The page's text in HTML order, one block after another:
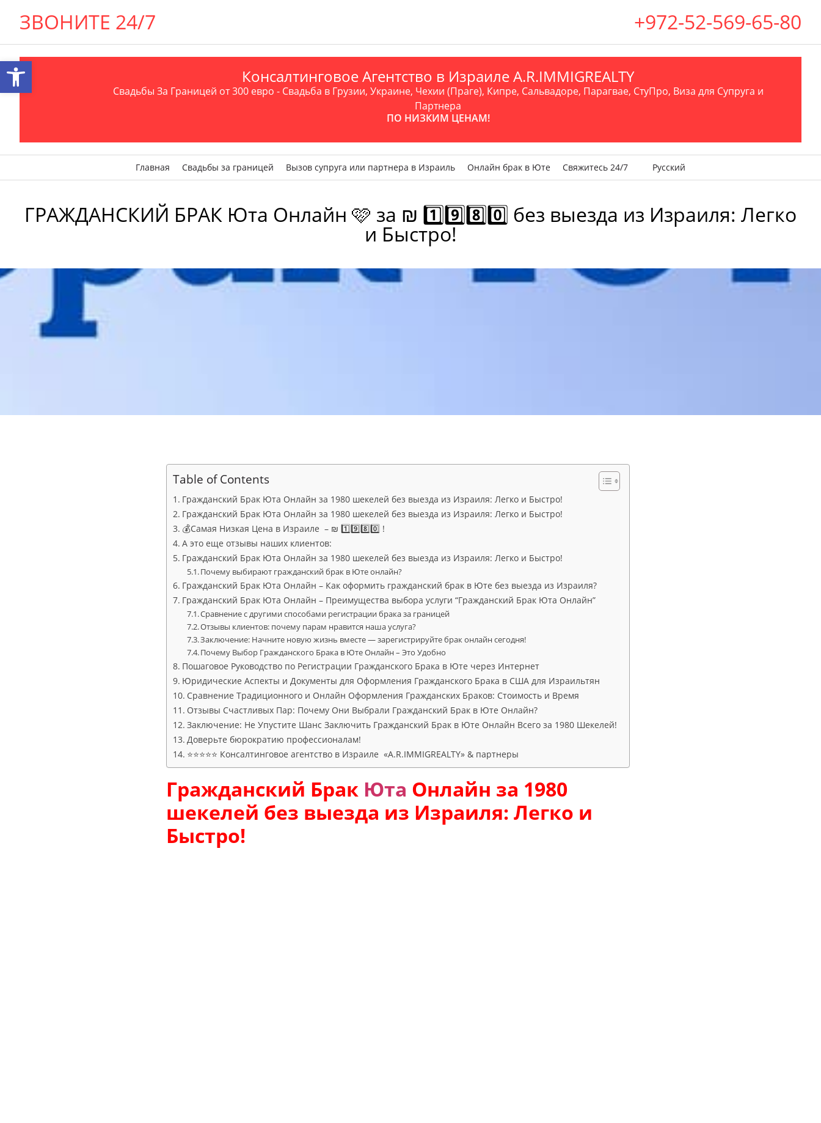
ЗВОНИТЕ 24/7 +972-52-569-65-80
Консалтинговое Агентство в Израиле A.R.IMMIGREALTY
Свадьбы За Границей от 300 евро - Свадьба в Грузии, Украине, Чехии (Праге), Кипре, Сальвадоре, Парагвае, СтуПро, Виза для Супруга и
Партнера
ПО НИЗКИМ ЦЕНАМ!
Главная Свадьбы за границей Вызов супруга или партнера в Израиль Онлайн брак в Юте Свяжитесь 24/7 Русский
ГРАЖДАНСКИЙ БРАК Юта Онлайн 🩷 за ₪ 1️⃣9️⃣8️⃣0️⃣ без выезда из Израиля: Легко
и Быстро!
Table of Contents
Гражданский Брак Юта Онлайн за 1980 шекелей без выезда из Израиля: Легко и Быстро!
Гражданский Брак Юта Онлайн за 1980 шекелей без выезда из Израиля: Легко и Быстро!
💰Самая Низкая Цена в Израиле – ₪ 1️⃣9️⃣8️⃣0️⃣ !
А это еще отзывы наших клиентов:
Гражданский Брак Юта Онлайн за 1980 шекелей без выезда из Израиля: Легко и Быстро!
Почему выбирают гражданский брак в Юте онлайн?
Гражданский Брак Юта Онлайн – Как оформить гражданский брак в Юте без выезда из Израиля?
Гражданский Брак Юта Онлайн – Преимущества выбора услуги “Гражданский Брак Юта Онлайн”
Сравнение с другими способами регистрации брака за границей
Отзывы клиентов: почему парам нравится наша услуга?
Заключение: Начните новую жизнь вместе — зарегистрируйте брак онлайн сегодня!
Почему Выбор Гражданского Брака в Юте Онлайн – Это Удобно
Пошаговое Руководство по Регистрации Гражданского Брака в Юте через Интернет
Юридические Аспекты и Документы для Оформления Гражданского Брака в США для Израильтян
Сравнение Традиционного и Онлайн Оформления Гражданских Браков: Стоимость и Время
Отзывы Счастливых Пар: Почему Они Выбрали Гражданский Брак в Юте Онлайн?
Заключение: Не Упустите Шанс Заключить Гражданский Брак в Юте Онлайн Всего за 1980 Шекелей!
Доверьте бюрократию профессионалам!
⭐⭐⭐⭐⭐ Консалтинговое агентство в Израиле «A.R.IMMIGREALTY» & партнеры
Гражданский Брак Юта Онлайн за 1980
шекелей без выезда из Израиля: Легко и
Быстро!
Открыть панель инструментов